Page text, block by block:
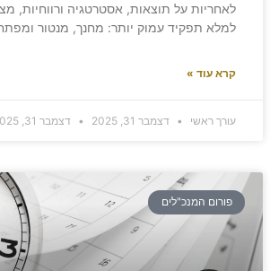
לאחריות על תוצאות, אסטרטגיה ורווחיות,
למלא תפקיד עמוק יותר: מחנך, מנטור
קרא עוד »
עורך ראשי דצמבר 31, 2025 דצמבר 31, 2025
פורום המנכ"לים